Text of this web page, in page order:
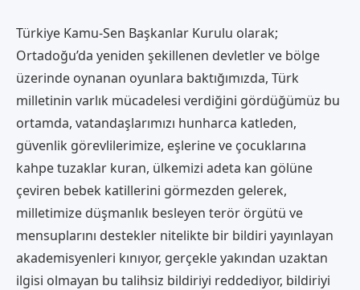
Türkiye Kamu-Sen Başkanlar Kurulu olarak;
Ortadoğu’da yeniden şekillenen devletler ve bölge
üzerinde oynanan oyunlara baktığımızda, Türk
milletinin varlık mücadelesi verdiğini gördüğümüz bu
ortamda, vatandaşlarımızı hunharca katleden,
güvenlik görevlilerimize, eşlerine ve çocuklarına
kahpe tuzaklar kuran, ülkemizi adeta kan gölüne
çeviren bebek katillerini görmezden gelerek,
milletimize düşmanlık besleyen terör örgütü ve
mensuplarını destekler nitelikte bir bildiri yayınlayan
akademisyenleri kınıyor, gerçekle yakından uzaktan
ilgisi olmayan bu talihsiz bildiriyi reddediyor, bildiriyi